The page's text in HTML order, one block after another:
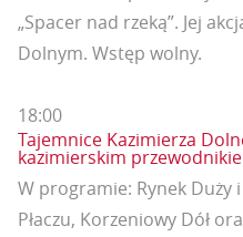
„Spacer nad rzeką”. Jej
Dolnym. Wstęp wolny.
18:00
Tajemnice Kazimierza
kazimierskim
W programie: Rynek Duży
Płaczu, Korzeniowy Dół